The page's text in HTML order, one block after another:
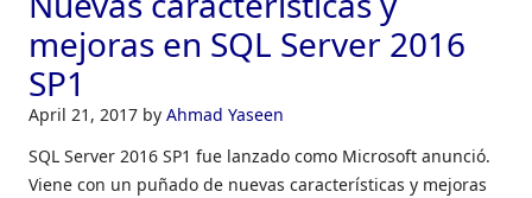
mejoras en SQL Server 2016
SP1
April 21, 2017 by Ahmad Yaseen
SQL Server 2016 SP1 fue lanzado como Microsoft anunció.
Viene con un puñado de nuevas características y mejoras